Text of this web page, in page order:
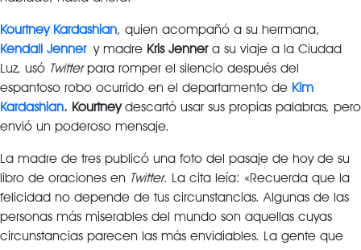
Kourtney Kardashian, quien acompañó a su hermana,
Kendall Jennery madre Kris Jennera su viaje a la Ciudad
Luz, usó Twitterpara romper el silencio después del
espantoso robo ocurrido en el departamento de Kim
Kardashian. Kourtneydescartó usar sus propias palabras, pero
envió un poderoso mensaje.
La madre de tres publicó una foto del pasaje de hoy de su
libro de oraciones en Twitter. La cita leía: «Recuerda que la
felicidad no depende de tus circunstancias. Algunas de las
personas más miserables del mundo son aquellas cuyas
circunstancias parecen las más envidiables. La gente que